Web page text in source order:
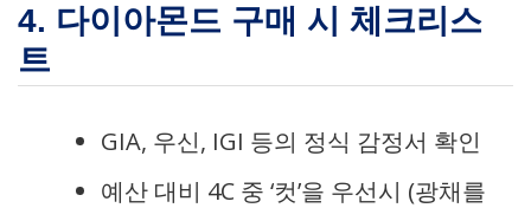
4. 다이아몬드 구매 시 체크리스
트
GIA, 우신, IGI 등의 정식 감정서 확인
예산 대비 4C 중 ‘컷’을 우선시 (광채를